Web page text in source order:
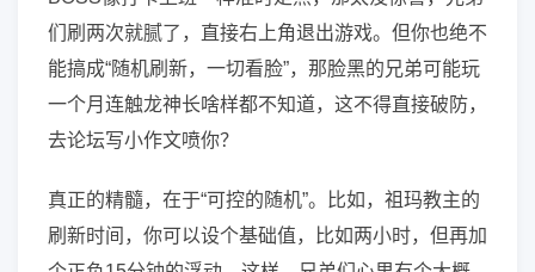
们刷两次就腻了，直接右上角退出游戏。但你也绝不
能搞成“随机刷新，一切看脸”，那脸黑的兄弟可能玩
一个月连触龙神长啥样都不知道，这不得直接破防，
去论坛写小作文喷你？
真正的精髓，在于“可控的随机”。比如，祖玛教主的
刷新时间，你可以设个基础值，比如两小时，但再加